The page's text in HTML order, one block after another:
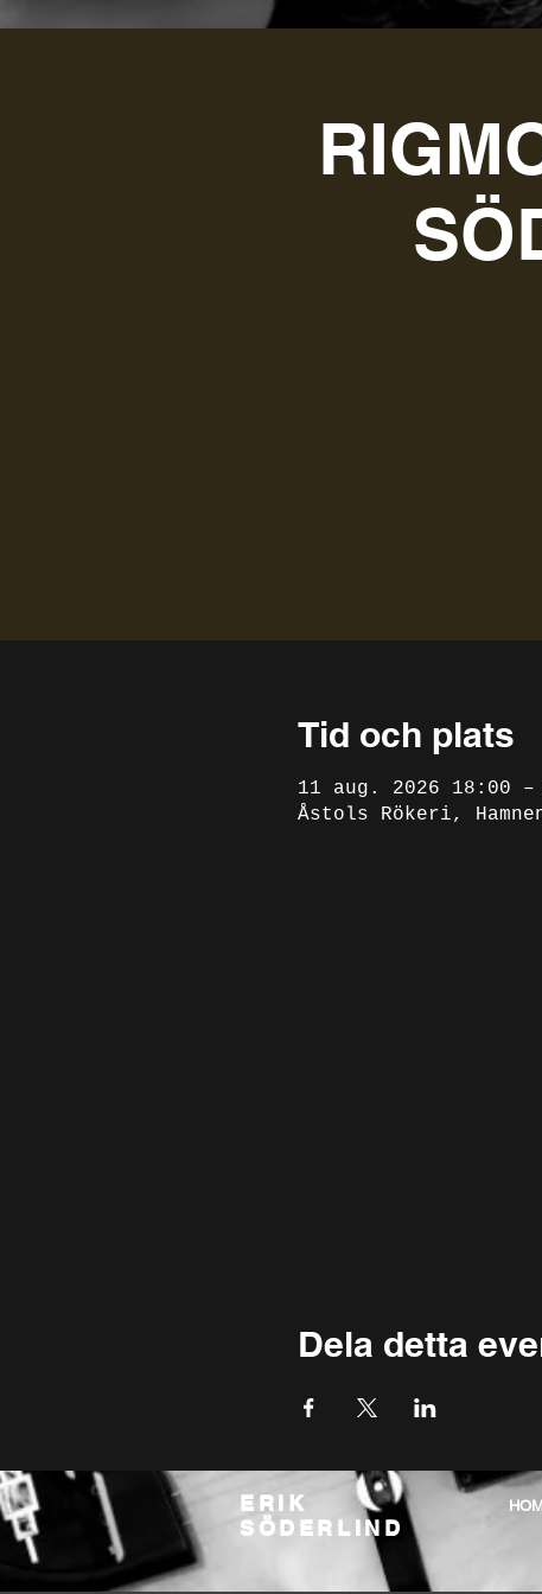
Tid och plats
11 aug. 2026 18:00 –
Åstols Rökeri,
Dela detta
ERIK
SÖDERLIND